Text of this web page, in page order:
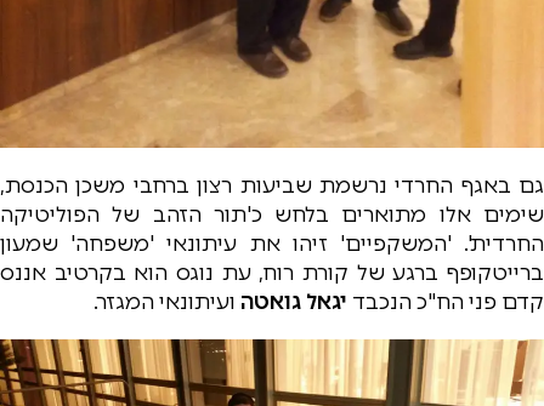
גם באגף החרדי נרשמת שביעות רצון ברחבי משכן הכנסת,
שימים אלו מתוארים בלחש כ'תור הזהב של הפוליטיקה
החרדית'. 'המשקפיים' זיהו את עיתונאי 'משפחה' שמעון
ברייטקופף ברגע של קורת רוח, עת נוגס הוא בקרטיב אננס
קדם פני הח"כ הנכבד יגאל גואטה ועיתונאי המגזר.